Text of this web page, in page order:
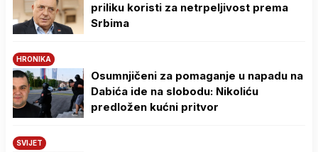
priliku koristi za netrpeljivost prema
Srbima
HRONIKA
Osumnjičeni za pomaganje u napadu na
Dabića ide na slobodu: Nikoliću
predložen kućni pritvor
SVIJET